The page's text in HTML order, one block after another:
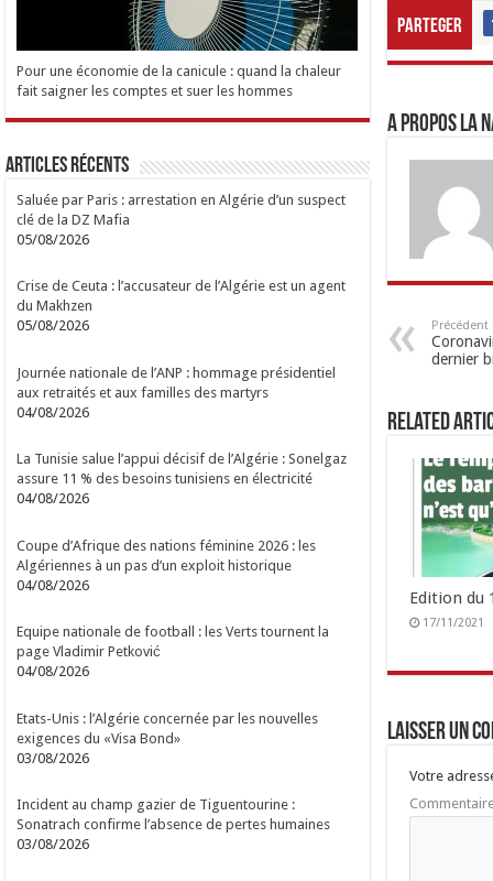
Parteger
A propos LA
Précédent
dernier
Related
Edition du
17/11/2021
Laisser un
Votre
Pour une économie de la canicule : quand la chaleur
fait saigner les comptes et suer les hommes
Articles Récents
Saluée par Paris : arrestation en Algérie d’un suspect
clé de la DZ Mafia
05/08/2026
Crise de Ceuta : l’accusateur de l’Algérie est un agent
du Makhzen
05/08/2026
Journée nationale de l’ANP : hommage présidentiel
aux retraités et aux familles des martyrs
04/08/2026
La Tunisie salue l’appui décisif de l’Algérie : Sonelgaz
assure 11 % des besoins tunisiens en électricité
04/08/2026
Coupe d’Afrique des nations féminine 2026 : les
Algériennes à un pas d’un exploit historique
04/08/2026
Equipe nationale de football : les Verts tournent la
page Vladimir Petković
04/08/2026
Etats-Unis : l’Algérie concernée par les nouvelles
exigences du «Visa Bond»
03/08/2026
Incident au champ gazier de Tiguentourine :
Sonatrach confirme l’absence de pertes humaines
03/08/2026